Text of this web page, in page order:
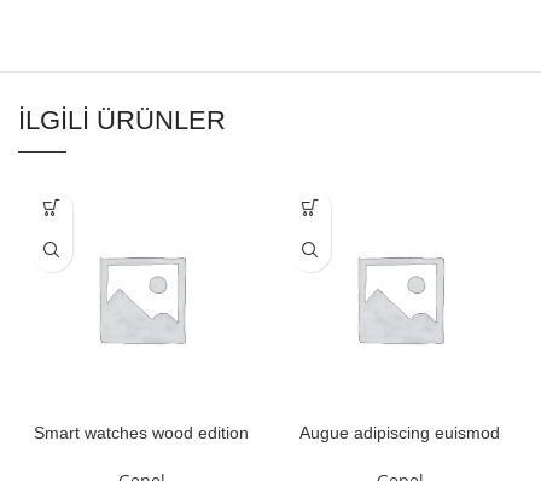
İLGILI ÜRÜNLER
Smart watches wood edition Augue adipiscing euismod